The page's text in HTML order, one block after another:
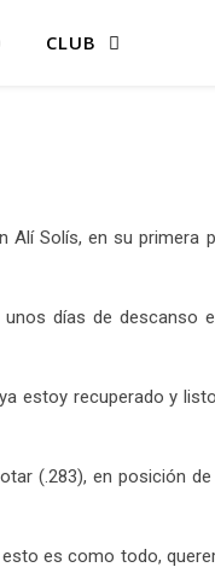
CLUB
Alí Solís, en su primera
días de descanso
estoy recuperado y
(.283), en posición
es como todo,